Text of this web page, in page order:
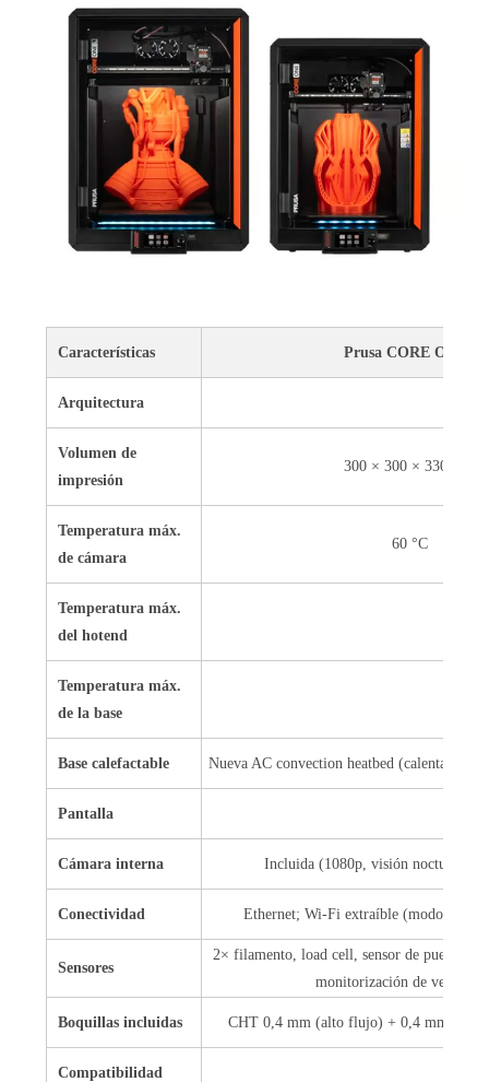
Características Prusa CORE One L
Arquitectura
Volumen de
impresión
300 × 300 × 330 mm
Temperatura máx.
de cámara
60 °C
Temperatura máx.
del hotend
Temperatura máx.
de la base
Base calefactable Nueva AC convection heatbed
Pantalla
Cámara interna Incluida (1080p, visión nocturna,
Conectividad Ethernet; Wi-Fi extraíble (modo 100
Sensores
2× filamento, load cell, sensor de puerta, 5
monitorización de
Boquillas incluidas CHT 0,4 mm (alto flujo) + 0,4 mm
Compatibilidad